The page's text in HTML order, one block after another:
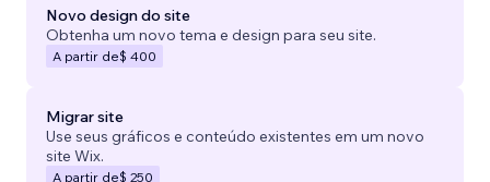
Novo design do site
Obtenha um novo tema e design para seu site.
A partir de$ 400
Migrar site
Use seus gráficos e conteúdo existentes em um novo
site Wix.
A partir de$ 250